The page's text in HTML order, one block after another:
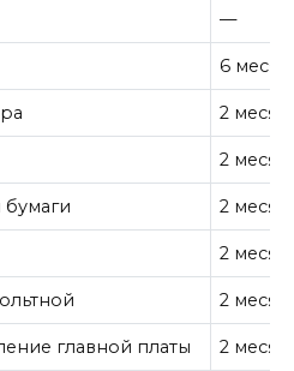
—
6
2
2
2
2
2
главной платы 2